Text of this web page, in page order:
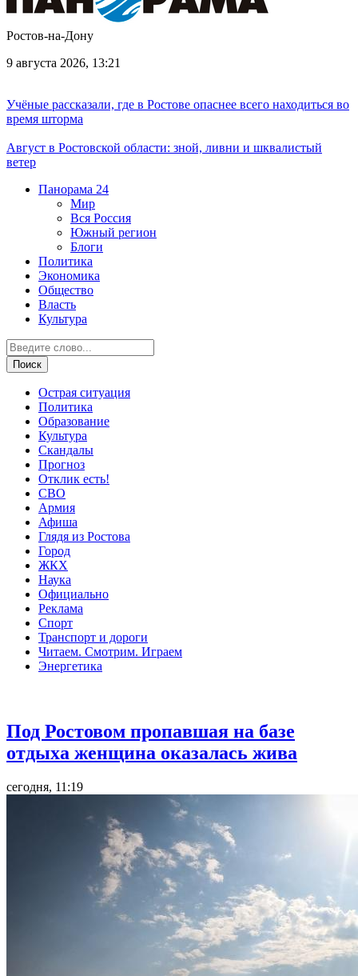
Ростов-на-Дону
9 августа 2026, 13:21
Учёные рассказали, где в Ростове опаснее всего находиться во
время шторма
Август в Ростовской области: зной, ливни и шквалистый
ветер
Панорама 24
Мир
Вся Россия
Южный регион
Блоги
Политика
Экономика
Общество
Власть
Культура
Острая ситуация
Политика
Образование
Культура
Скандалы
Прогноз
Отклик есть!
СВО
Армия
Афиша
Глядя из Ростова
Город
ЖКХ
Наука
Официально
Реклама
Спорт
Транспорт и дороги
Читаем. Смотрим. Играем
Энергетика
Под Ростовом пропавшая на базе
отдыха женщина оказалась жива
сегодня, 11:19